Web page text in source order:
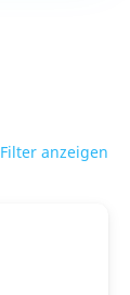
Filter anzeigen